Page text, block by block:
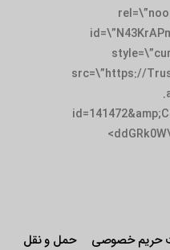
src=\”https://
حریم خصوصی
حمل و نقل